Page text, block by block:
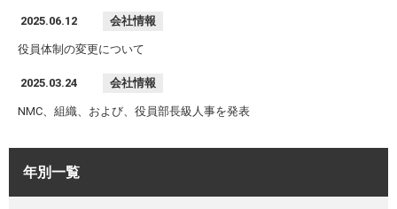
2025.06.12 会社情報
役員体制の変更について
2025.03.24 会社情報
NMC、組織、および、役員部長級人事を発表
年別一覧